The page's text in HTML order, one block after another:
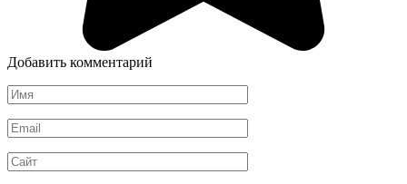
Добавить комментарий
Имя
*
Email
*
Сайт